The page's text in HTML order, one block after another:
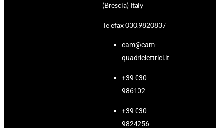
(Brescia) Italy
Telefax 030.9820837
cam@cam-
quadrielettrici.it
+39 030
986102
+39 030
9824256